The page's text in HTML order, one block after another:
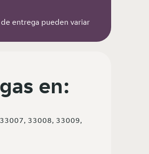
de entrega pueden variar
en:
33008, 33009,